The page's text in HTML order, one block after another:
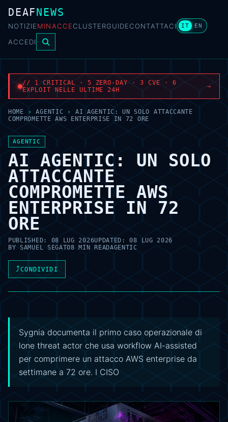
DEAFNEWS
NOTIZIEMINACCECLUSTERGUIDECONTATTACI IT EN
ACCEDI
// 1 CRITICAL · 5 ZERO-DAY · 3 CVE · 6
EXPLOIT NELLE ULTIME 24H
→
HOME › AGENTIC ›
AI AGENTIC: UN SOLO ATTACCANTE
COMPROMETTE AWS ENTERPRISE IN 72 ORE
AGENTIC
AI AGENTIC: UN SOLO
ATTACCANTE
COMPROMETTE AWS
ENTERPRISE IN 72
ORE
PUBLISHED: 08 LUG 2026UPDATED:08 LUG 2026
BYSAMUEL SEGATO8 MIN READAGENTIC
⤴CONDIVIDI
Sygnia documenta il primo caso operazionale di
lone threat actor che usa workflow AI-assisted
per comprimere un attacco AWS enterprise da
settimane a 72 ore. I CISO